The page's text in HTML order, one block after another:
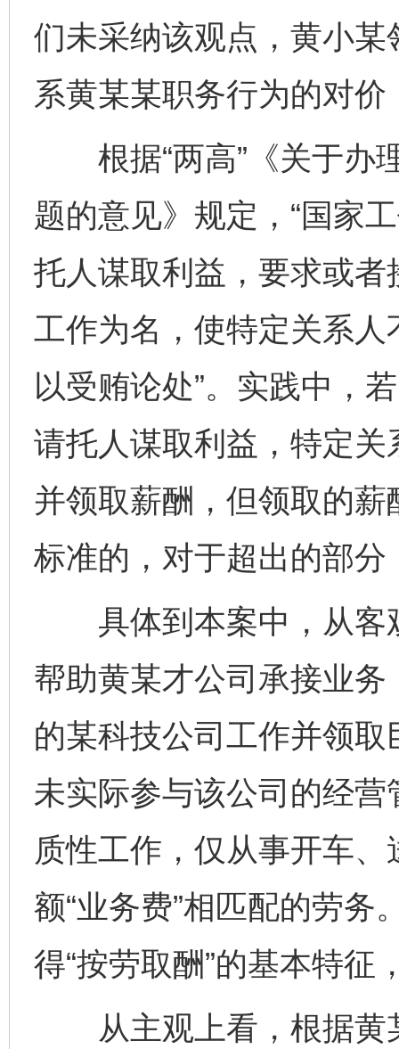
们未采纳该观点，黄小某
系黄某某职务行为的对
根据“两高”《关于办
题的意见》规定，“国家
托人谋取利益，要求或
工作为名，使特定关系
以受贿论处”。实践中，
请托人谋取利益，特定
并领取薪酬，但领取的
标准的，对于超出的部
具体到本案中，从客
帮助黄某才公司承接业
的某科技公司工作并领取
未实际参与该公司的经
质性工作，仅从事开车
额“业务费”相匹配的劳务
得“按劳取酬”的基本特征
从主观上看，根据黄